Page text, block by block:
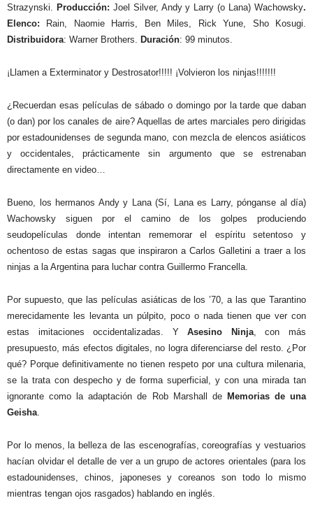
Strazynski.
Producción: Joel Silver, Andy y Larry (o Lana) Wachowsky.
Elenco:
Rain, Naomie Harris, Ben Miles, Rick Yune, Sho Kosugi.
Distribuidora: Warner Brothers. Duración: 99 minutos.
¡Llamen a Exterminator y Destrosator!!!!! ¡Volvieron los ninjas!!!!!!!
¿Recuerdan esas películas de sábado o domingo por la tarde que daban
(o dan) por los canales de aire? Aquellas de artes marciales pero dirigidas
por estadounidenses de segunda mano, con mezcla de elencos asiáticos
y occidentales, prácticamente sin argumento que se estrenaban
directamente en video…
Bueno, los hermanos Andy y Lana (Sí, Lana es Larry, pónganse al día)
Wachowsky siguen por el camino de los golpes produciendo
seudopelículas donde intentan rememorar el espíritu setentoso y
ochentoso de estas sagas que inspiraron a Carlos Galletini a traer a los
ninjas a la Argentina para luchar contra Guillermo Francella.
Por supuesto, que las películas asiáticas de los ’70, a las que Tarantino
merecidamente les levanta un púlpito, poco o nada tienen que ver con
estas imitaciones occidentalizadas. YAsesino Ninja, con más
presupuesto, más efectos digitales, no logra diferenciarse del resto. ¿Por
qué? Porque definitivamente no tienen respeto por una cultura milenaria,
se la trata con despecho y de forma superficial, y con una mirada tan
ignorante como la adaptación de Rob Marshall de Memorias de una
Geisha
Por lo menos, la belleza de las escenografías, coreografías y vestuarios
hacían olvidar el detalle de ver a un grupo de actores orientales (para los
estadounidenses, chinos, japoneses y coreanos son todo lo mismo
mientras tengan ojos rasgados) hablando en inglés.